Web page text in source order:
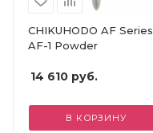
CHIKUHODO AF Series
AF-1 Powder
14 610 руб.
В КОРЗИНУ